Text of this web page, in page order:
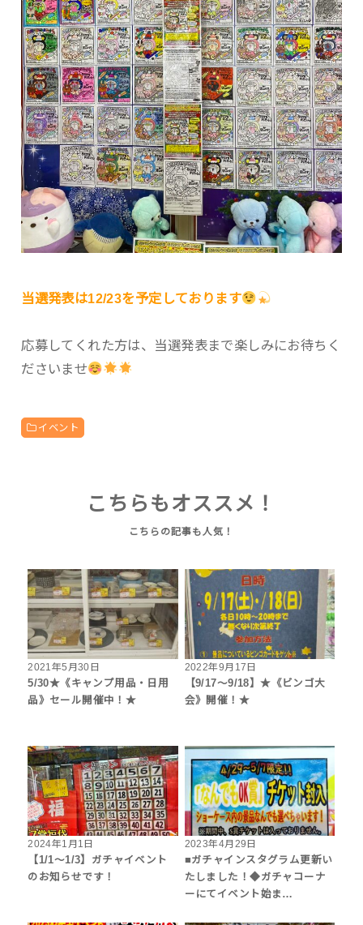
当選発表は12/23を予定しております
応募してくれた方は、当選発表まで楽しみにお待ちく
ださいませ
イベント
こちらもオススメ！
2021年5月30日
5/30★《キャンプ用品・日用
品》セール開催中！★
2022年9月17日
【9/17～9/18】★《ビンゴ大
会》開催！★
2024年1月1日
【1/1～1/3】ガチャイベント
のお知らせです！
2023年4月29日
■ガチャインスタグラム更新い
たしました！◆ガチャコーナ
ーにてイベント始ま…